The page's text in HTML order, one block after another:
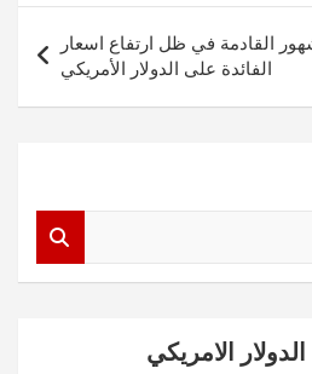
القادمة في ظل ارتفاع اسعار
الفائدة على الدولار الأمريكي
الامريكي